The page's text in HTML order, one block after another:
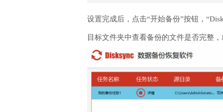
设置完成后，点击“开始备份”按钮，
目标文件夹中查看备份的文件是否完整